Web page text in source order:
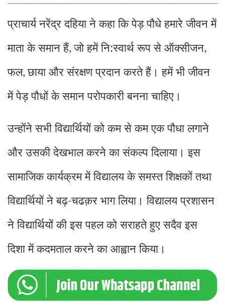
अगर आपने भी भरा है फार्म तो देखें बड़ी अपडेट
प्राचार्य नरेंद्र दहिया ने कहा कि पेड़ पौधे हमारे जीवन में
माता के समान हैं,जो हमें नि:स्वार्थ रूप से ऑक्सीजन,
फल,छाया और संरक्षण प्रदान करते हैं। हमें भी जीवन
में पेड़ पौधों के समान परोपकारी बनना चाहिए।
उन्होंने सभी विद्यार्थियों को कम से कम एक पौधा लगाने
और उसकी देखभाल करने का संकल्प दिलाया। इस
सामाजिक कार्यक्रम में विद्यालय के समस्त शिक्षकों तथा
विद्यार्थियों ने बढ़-चढक़र भाग लिया। विद्यालय प्रशासन
ने विद्यार्थियों की इस पहल को सराहते हुए सदैव इस
दिशा में कदमताल करने का आह्वान किया।